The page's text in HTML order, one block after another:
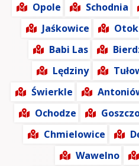
Opole
Schodnia
Jaśkowice
Otok
Babi Las
Lędziny
Świerkle
Ochodze
Chmielowice
Wawelno